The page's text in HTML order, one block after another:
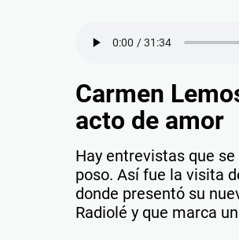
Carmen
acto de amor
Hay entrevistas que
poso. Así fue la visita
donde presentó su
Radiolé y que marca